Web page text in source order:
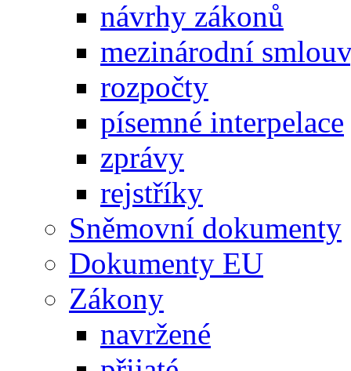
návrhy zákonů
mezinárodní
rozpočty
písemné interpelace
zprávy
rejstříky
Sněmovní dokumenty
Dokumenty EU
Zákony
navržené